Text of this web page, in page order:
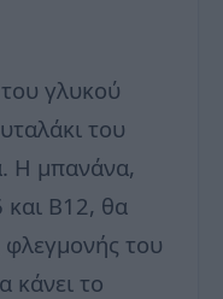
γλυκού
του
Η μπανάνα,
και Β12, θα
του
κάνει το